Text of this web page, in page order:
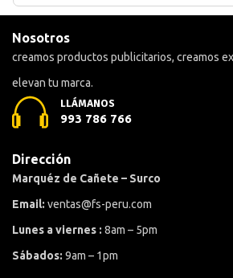
Nosotros
creamos productos publicitarios, creamos
elevan tu marca.
LLÁMANOS
993 786 766
Dirección
Marquéz de Cañete – Surco
Email: ventas@fs-peru.com
Lunes a viernes : 8am – 5pm
Sábados: 9am – 1pm